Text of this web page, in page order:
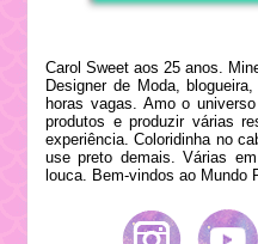
Carol Sweet aos 25 anos.
Designer de Moda,
horas vagas. Amo o
produtos e produzir várias
experiência. Coloridinha no
use preto demais. Várias
louca. Bem-vindos ao Mundo